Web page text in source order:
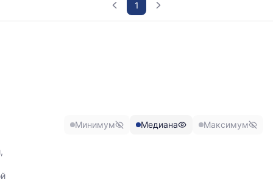
1
Минимум Медиана Максимум